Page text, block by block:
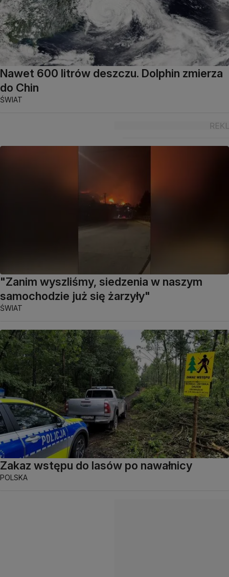
Nawet 600 litrów deszczu. Dolphin zmierza
do Chin
ŚWIAT
"Zanim wyszliśmy, siedzenia w naszym
samochodzie już się żarzyły"
ŚWIAT
Zakaz wstępu do lasów po nawałnicy
POLSKA